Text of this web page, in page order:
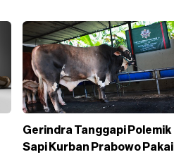
Gerindra Tanggapi Polemik
Sapi Kurban Prabowo Pakai